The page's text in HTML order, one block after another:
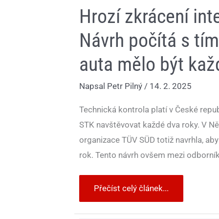
Hrozí zkrácení
Návrh počítá s
auta mělo být
Napsal Petr Pilný / 14. 2. 2025
Technická kontrola platí v České
STK navštěvovat každé dva roky. V
organizace TÜV SÜD totiž navrhla,
rok. Tento návrh ovšem mezi
Přečíst celý článek...